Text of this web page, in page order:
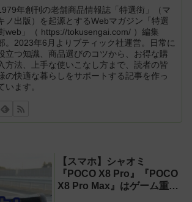
年創刊の老舗商品情報誌「特選街」（マ
ノ出版）を起源とするWebマガジン「特選
web」（ https://tokusengai.com/ ）編集
。2023年6月よりブティック社運営。日常に
立つ知識、商品選びのコツから、お得な購
方法、上手な使いこなし方まで、読者の皆
の快適な暮らしをサポートする記事を作っ
います。
【スマホ】シャオミ
『POCO X8 Pro』『POCO
X8 Pro Max』はゲーム重視